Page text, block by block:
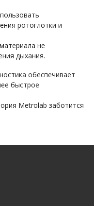
ротоглотки и
не
дыхания.
обеспечивает
быстрое
Metrolab заботится